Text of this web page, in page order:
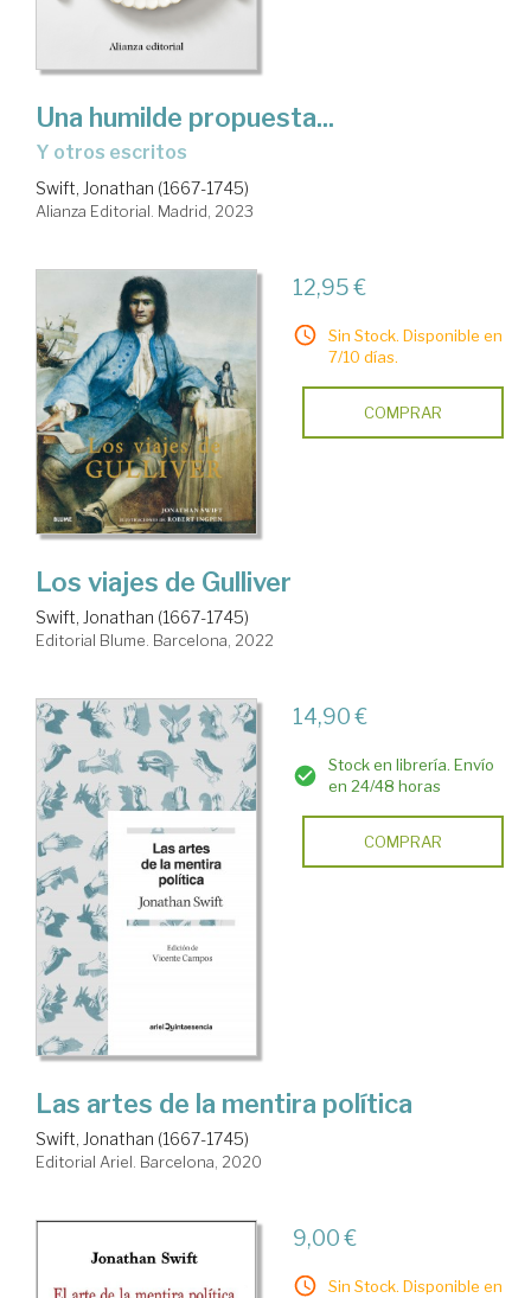
Una humilde propuesta...
y otros escritos
Swift, Jonathan (1667-1745)
Alianza Editorial. Madrid, 2023
12,95 €
Sin Stock. Disponible en
7/10 días.
COMPRAR
Los viajes de Gulliver
Swift, Jonathan (1667-1745)
Editorial Blume. Barcelona, 2022
14,90 €
Stock en librería. Envío
en 24/48 horas
COMPRAR
Las artes de la mentira política
Swift, Jonathan (1667-1745)
Editorial Ariel. Barcelona, 2020
9,00 €
Sin Stock. Disponible en